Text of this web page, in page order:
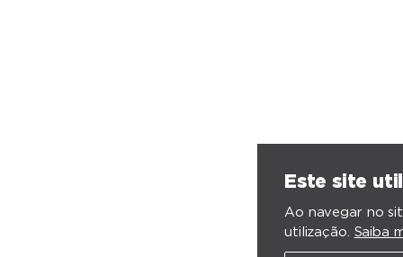
Este site
Ao navegar no
utilização. Saiba